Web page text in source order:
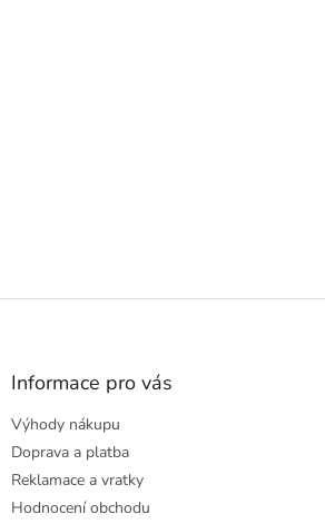
Z
Informace pro vás
Výhody nákupu
Doprava a platba
Reklamace a vratky
Hodnocení obchodu